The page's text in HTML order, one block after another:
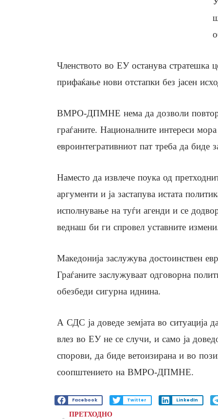
Членството во ЕУ останува стратешка
прифаќање нови отстапки без јасен
ВМРО-ДПМНЕ нема да дозволи
граѓаните. Националните интереси
евроинтегративниот пат треба да биде
Наместо да извлече поука од
аргументи и ја застапува истата
исполнување на туѓи агенди и се
веднаш би ги спровел уставните
Македонија заслужува достоинствен
Граѓаните заслужуваат одговорна
обезбеди сигурна иднина.
А СДС ја доведе земјата во ситуација
влез во ЕУ не се случи, и само ја
спорови, да биде ветоизирана и во
соопштението на ВМРО-ДПМНЕ.
Facebook Twitter LinkedIn
ПРЕТХОДНО